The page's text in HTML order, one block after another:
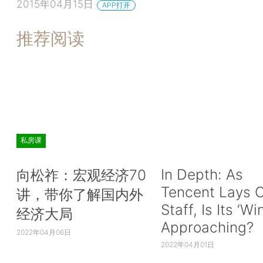
2015年04月15日 APP打开
推荐阅读
私房课
向松祚：宏观经济70
讲，带你了解国内外
经济大局
2022年04月06日
In Depth: As
Tencent Lays
Staff, Is Its
Approaching?
2022年04月01日